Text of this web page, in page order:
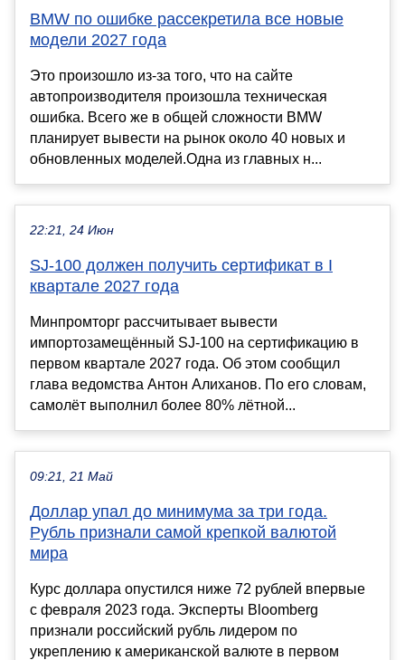
BMW по ошибке рассекретила все новые
модели 2027 года
Это произошло из-за того, что на сайте
автопроизводителя произошла техническая
ошибка. Всего же в общей сложности BMW
планирует вывести на рынок около 40 новых и
обновленных моделей.Одна из главных н...
22:21, 24 Июн
SJ-100 должен получить сертификат в I
квартале 2027 года
Минпромторг рассчитывает вывести
импортозамещённый SJ-100 на сертификацию в
первом квартале 2027 года. Об этом сообщил
глава ведомства Антон Алиханов. По его словам,
самолёт выполнил более 80% лётной...
09:21, 21 Май
Доллар упал до минимума за три года.
Рубль признали самой крепкой валютой
мира
Курс доллара опустился ниже 72 рублей впервые
с февраля 2023 года. Эксперты Bloomberg
признали российский рубль лидером по
укреплению к американской валюте в первом